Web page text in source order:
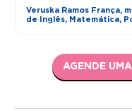
Veruska Ramos França,
de Inglês, Matemática,
AGENDE